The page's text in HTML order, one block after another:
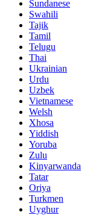
Sundanese
Swahili
Tajik
Tamil
Telugu
Thai
Ukrainian
Urdu
Uzbek
Vietnamese
Welsh
Xhosa
Yiddish
Yoruba
Zulu
Kinyarwanda
Tatar
Oriya
Turkmen
Uyghur